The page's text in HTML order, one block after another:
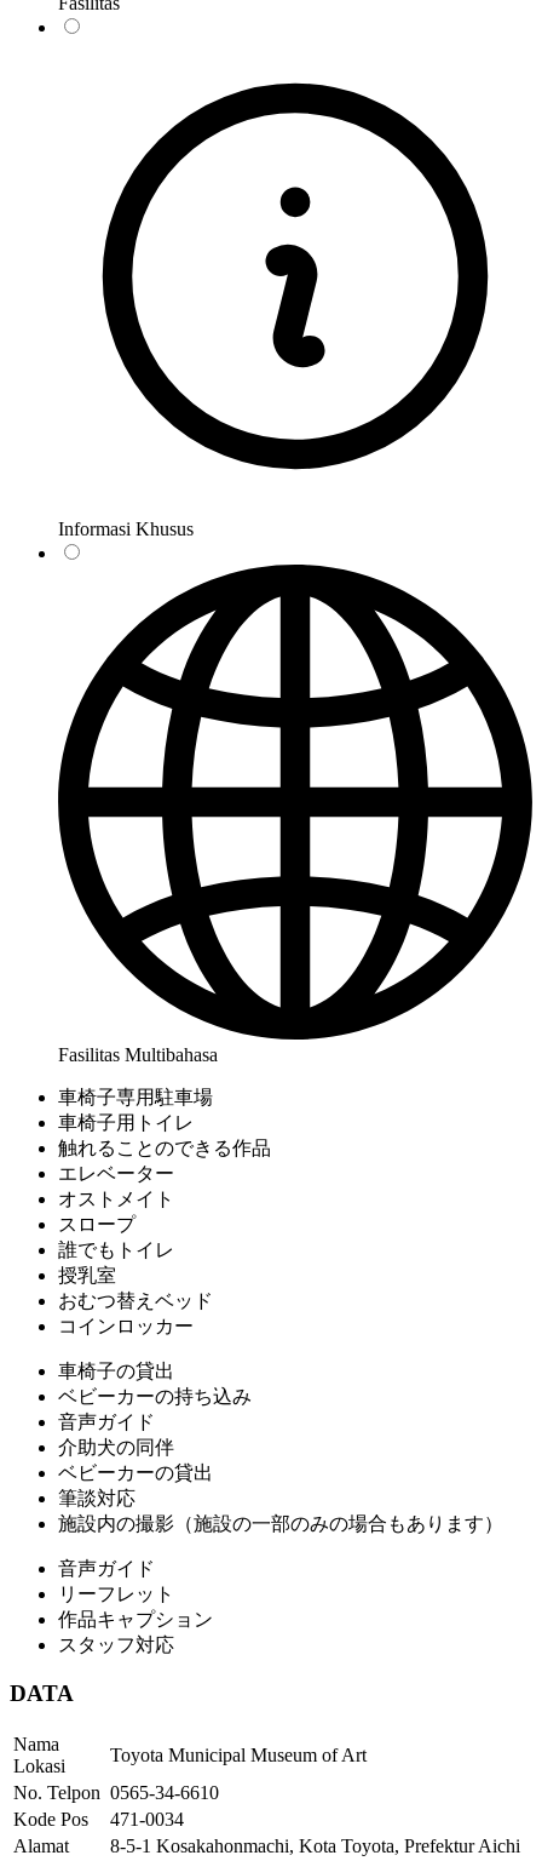
Informasi Khusus
Fasilitas Multibahasa
車椅子専用駐車場
車椅子用トイレ
触れることのできる作品
エレベーター
オストメイト
スロープ
誰でもトイレ
授乳室
おむつ替えベッド
コインロッカー
車椅子の貸出
ベビーカーの持ち込み
音声ガイド
介助犬の同伴
ベビーカーの貸出
筆談対応
施設内の撮影（施設の一部のみの場合もあります）
音声ガイド
リーフレット
作品キャプション
スタッフ対応
DATA
Nama
Lokasi
Toyota Municipal Museum of Art
No. Telpon 0565-34-6610
Kode Pos
471-0034
Alamat
8-5-1 Kosakahonmachi, Kota Toyota, Prefektur Aichi